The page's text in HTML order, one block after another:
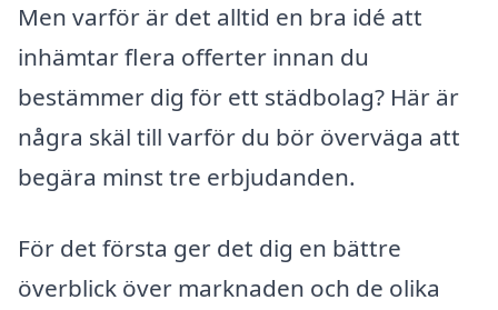
Men varför är det alltid en bra idé att
inhämtar flera offerter innan du
bestämmer dig för ett städbolag? Här är
några skäl till varför du bör överväga att
begära minst tre erbjudanden.
För det första ger det dig en bättre
överblick över marknaden och de olika